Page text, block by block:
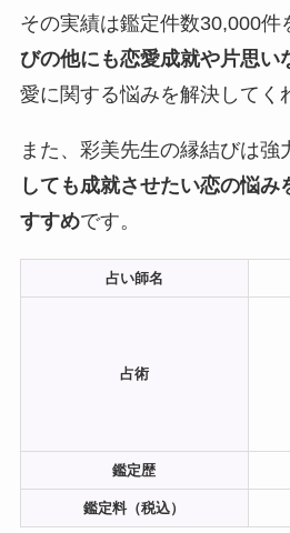
その実績は鑑定件数30,000件
びの他にも恋愛成就や片思い
愛に関する悩みを解決してく
また、彩美先生の縁結びは強
しても成就させたい恋の悩み
すすめです。
占い師名
占術
鑑定歴
鑑定料（税込）